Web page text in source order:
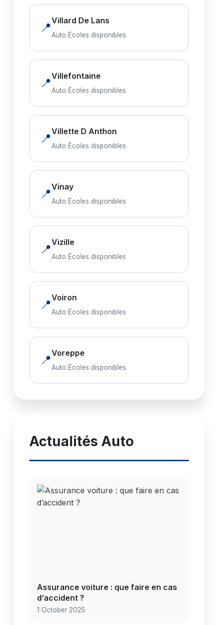
📍Villard De Lans
Auto Écoles disponibles
📍Villefontaine
Auto Écoles disponibles
📍Villette D Anthon
Auto Écoles disponibles
📍Vinay
Auto Écoles disponibles
📍Vizille
Auto Écoles disponibles
📍Voiron
Auto Écoles disponibles
📍Voreppe
Auto Écoles disponibles
Actualités Auto
Assurance voiture : que faire en cas
d’accident ?
1 October 2025